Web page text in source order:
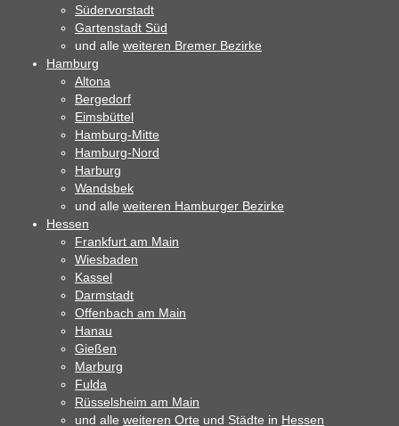
Südervorstadt
Gartenstadt Süd
und alle weiteren Bremer Bezirke
Hamburg
Altona
Bergedorf
Eimsbüttel
Hamburg-Mitte
Hamburg-Nord
Harburg
Wandsbek
und alle weiteren Hamburger Bezirke
Hessen
Frankfurt am Main
Wiesbaden
Kassel
Darmstadt
Offenbach am Main
Hanau
Gießen
Marburg
Fulda
Rüsselsheim am Main
und alle weiteren Orte und Städte in Hessen